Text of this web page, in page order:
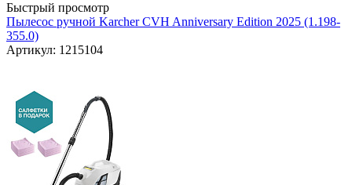
Быстрый просмотр
Пылесос ручной Karcher CVH Anniversary Edition 2025 (1.198-
355.0)
Артикул: 1215104